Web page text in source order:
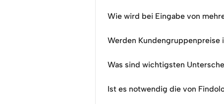
Wie wird bei Eingabe von
Werden Kundengruppenpreise
Was sind wichtigsten
Ist es notwendig die von